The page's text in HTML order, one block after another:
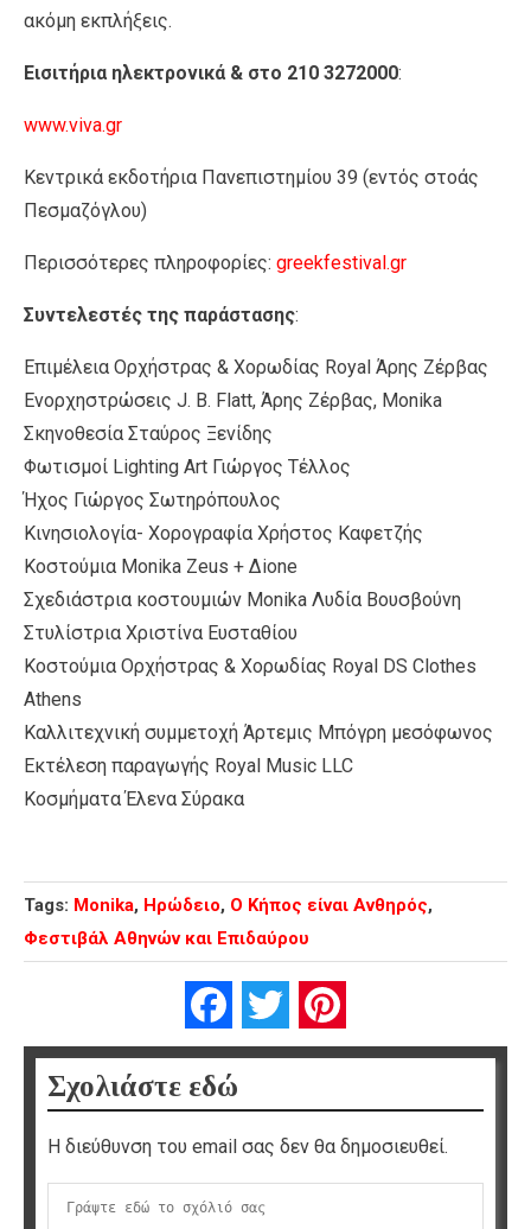
ακόμη εκπλήξεις.
Εισιτήρια ηλεκτρονικά & στο 210 3272000:
www.viva.gr
Κεντρικά εκδοτήρια Πανεπιστημίου 39 (εντός στοάς
Πεσμαζόγλου)
Περισσότερες πληροφορίες: greekfestival.gr
Συντελεστές της παράστασης:
Επιμέλεια Ορχήστρας & Χορωδίας Royal Άρης Ζέρβας
Ενορχηστρώσεις J. B. Flatt, Άρης Ζέρβας, Monika
Σκηνοθεσία Σταύρος Ξενίδης
Φωτισμοί Lighting Art Γιώργος Τέλλος
Ήχος Γιώργος Σωτηρόπουλος
Κινησιολογία- Χορογραφία Χρήστος Καφετζής
Κοστούμια Monika Zeus + Δione
Σχεδιάστρια κοστουμιών Monika Λυδία Βουσβούνη
Στυλίστρια Χριστίνα Ευσταθίου
Κοστούμια Ορχήστρας & Χορωδίας Royal DS Clothes
Athens
Καλλιτεχνική συμμετοχή Άρτεμις Μπόγρη μεσόφωνος
Εκτέλεση παραγωγής Royal Music LLC
Κοσμήματα Έλενα Σύρακα
Tags: Monika, Ηρώδειο, Ο Κήπος είναι Ανθηρός,
Φεστιβάλ Αθηνών και Επιδαύρου
FacebookTwitter
Σχολιάστε εδώ
Η διεύθυνση του email σας δεν θα δημοσιευθεί.